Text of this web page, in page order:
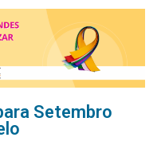
Setembro